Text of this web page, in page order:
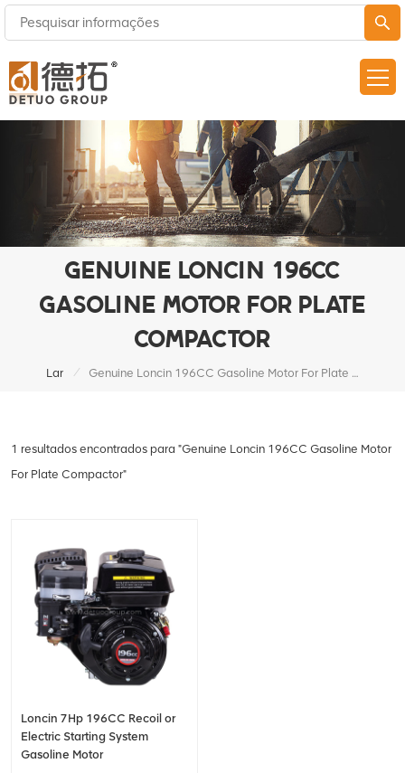
GENUINE LONCIN 196CC
GASOLINE MOTOR FOR PLATE
COMPACTOR
Lar / Genuine Loncin 196CC Gasoline Motor For Plate Compactor
1 resultados encontrados para "Genuine Loncin 196CC Gasoline Motor
For Plate Compactor"
Loncin 7Hp 196CC Recoil or
Electric Starting System
Gasoline Motor